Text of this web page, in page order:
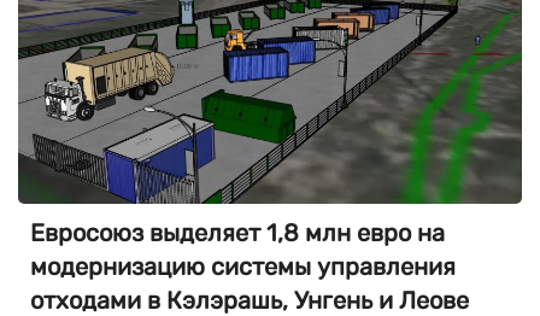
Евросоюз выделяет 1,8 млн евро на
модернизацию системы управления
отходами в Кэлэрашь, Унгень и Леове